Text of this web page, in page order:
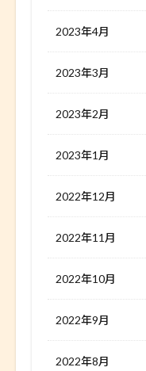
2023年4月
2023年3月
2023年2月
2023年1月
2022年12月
2022年11月
2022年10月
2022年9月
2022年8月